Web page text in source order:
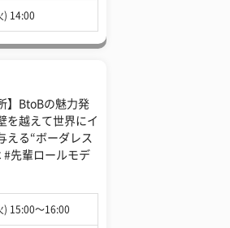
) 14:00
】BtoBの魅力発
を越えて世界にイ
える“ボーダレス
#先輩ロールモデ
) 15:00〜16:00